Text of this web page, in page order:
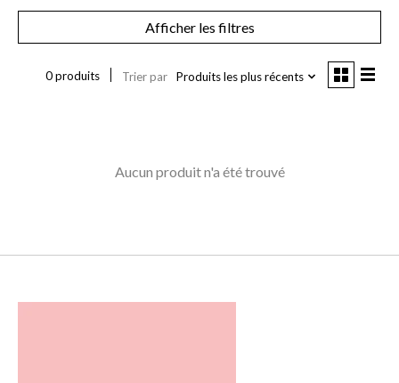
Afficher les filtres
0 produits Trier par Produits les plus récents
Aucun produit n'a été trouvé